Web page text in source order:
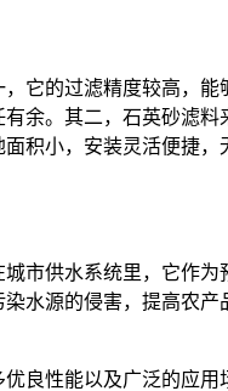
它的过滤精度较高，
余。其二，石英砂滤
积小，安装灵活便捷
市供水系统里，它作
水源的侵害，提高农
良性能以及广泛的应